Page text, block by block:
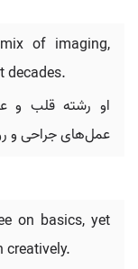
of imaging,
decades.
او رشته قلب و
عمل‌های جراحی و
on basics, yet
creatively.